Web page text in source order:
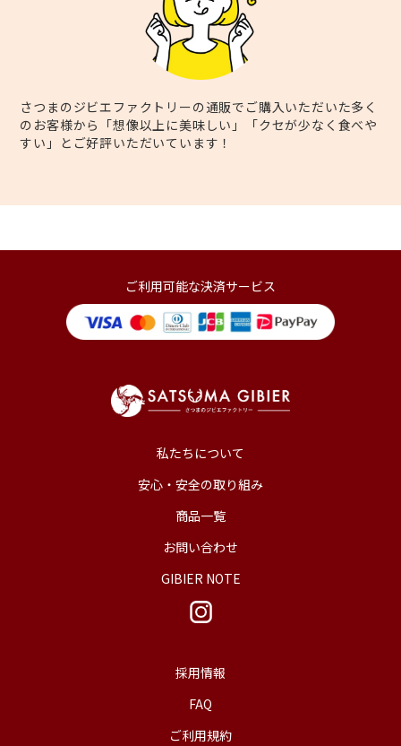
さつまのジビエファクトリーの通販でご購入いただいた多く
のお客様から「想像以上に美味しい」「クセが少なく食べや
すい」とご好評いただいています！
ご利用可能な決済サービス
私たちについて
安心・安全の取り組み
商品一覧
お問い合わせ
GIBIER NOTE
採用情報
FAQ
ご利用規約